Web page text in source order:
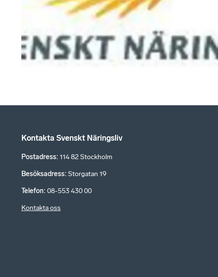
Kontakta Svenskt Näringsliv
Postadress: 114 82 Stockholm
Besöksadress: Storgatan 19
Telefon: 08-553 430 00
Kontakta oss